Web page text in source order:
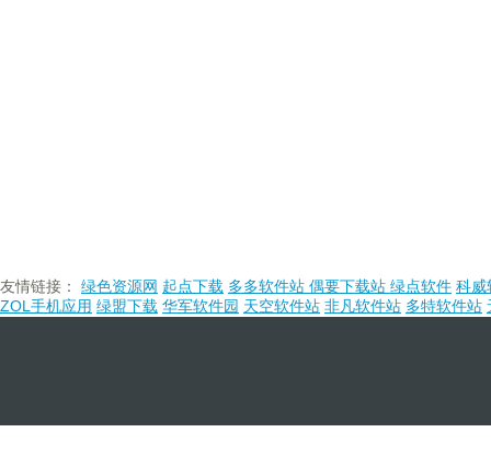
友情链接： 绿色资源网 起点下载 多多软件站 偶要下载站 绿点软件 科威
ZOL手机应用 绿盟下载 华军软件园 天空软件站 非凡软件站 多特软件站